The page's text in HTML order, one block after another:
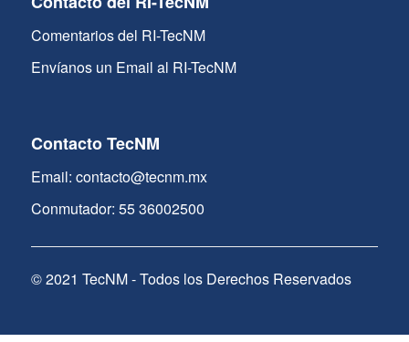
Comentarios del RI-TecNM
Envíanos un Email al RI-TecNM
Contacto TecNM
Email: contacto@tecnm.mx
Conmutador: 55 36002500
© 2021 TecNM - Todos los Derechos Reservados